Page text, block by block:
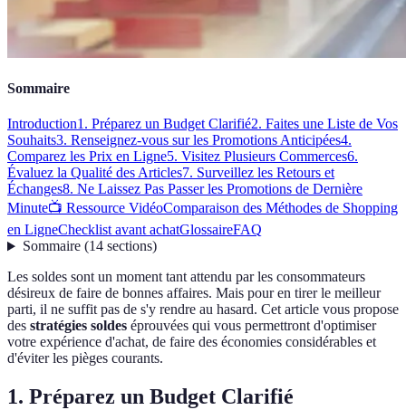
Sommaire
Introduction1. Préparez un Budget Clarifié2. Faites une Liste de Vos
Souhaits3. Renseignez-vous sur les Promotions Anticipées4.
Comparez les Prix en Ligne5. Visitez Plusieurs Commerces6.
Évaluez la Qualité des Articles7. Surveillez les Retours et
Échanges8. Ne Laissez Pas Passer les Promotions de Dernière
Minute📺 Ressource VidéoComparaison des Méthodes de Shopping
en LigneChecklist avant achatGlossaireFAQ
Sommaire(14 sections)
Les soldes sont un moment tant attendu par les consommateurs
désireux de faire de bonnes affaires. Mais pour en tirer le meilleur
parti, il ne suffit pas de s'y rendre au hasard. Cet article vous propose
des stratégies soldes éprouvées qui vous permettront d'optimiser
votre expérience d'achat, de faire des économies considérables et
d'éviter les pièges courants.
1. Préparez un Budget Clarifié